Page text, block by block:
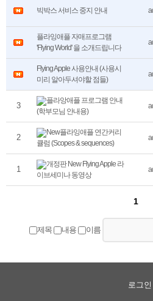
빅박스 서비스 중지 안내
플라잉애플 자매프로그램
'Flying World' 을 소개드립니다
Flying Apple 사용안내 (사용시
미리 알아두셔야할 점들)
3
플라앙애플 프로그램 안내
(학부모님 안내용)
2
New플라잉애플 연간커리
큘럼 (Scopes & sequences)
1
개정판 New Flying Apple 라
이브세미나 동영상
1
제목 내용 이름
로그인